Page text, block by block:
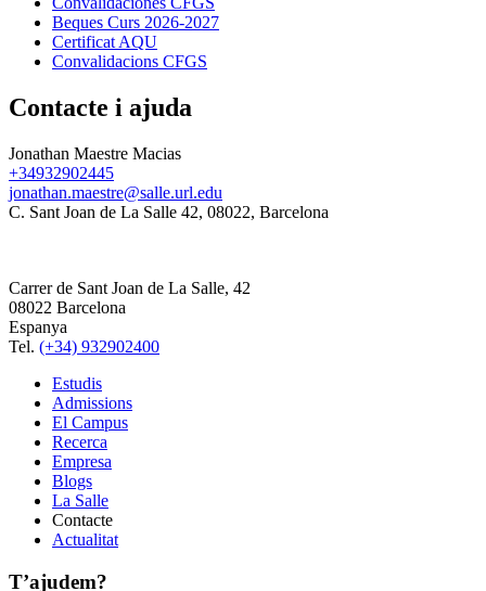
Beques Curs 2026-2027
Certificat AQU
Convalidacions CFGS
Contacte i ajuda
Jonathan Maestre Macias
+34932902445
jonathan.maestre@salle.url.edu
C. Sant Joan de La Salle 42, 08022, Barcelona
Carrer de Sant Joan de La Salle, 42
08022 Barcelona
Espanya
Tel. (+34) 932902400
Estudis
Admissions
El Campus
Recerca
Empresa
Blogs
La Salle
Contacte
Actualitat
T’ajudem?